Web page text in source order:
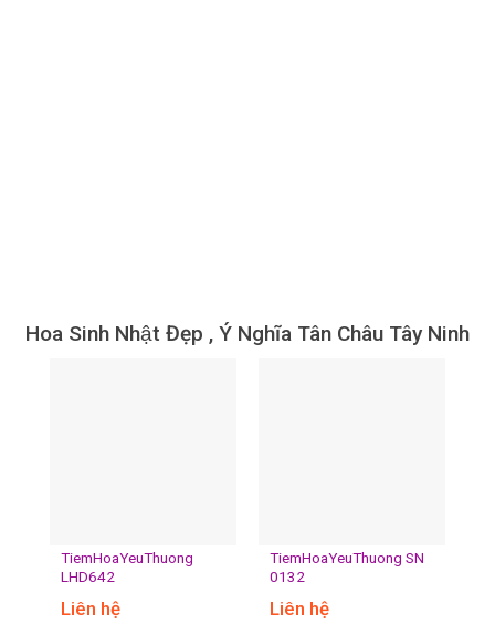
Hoa Sinh Nhật Đẹp , Ý Nghĩa Tân Châu Tây Ninh
TiemHoaYeuThuong
LHD642
Liên hệ
TiemHoaYeuThuong SN
0132
Liên hệ